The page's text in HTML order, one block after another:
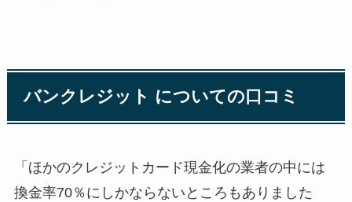
バンクレジット についての口コミ
「ほかのクレジットカード現金化の業者の中には
換金率70％にしかならないところもありました